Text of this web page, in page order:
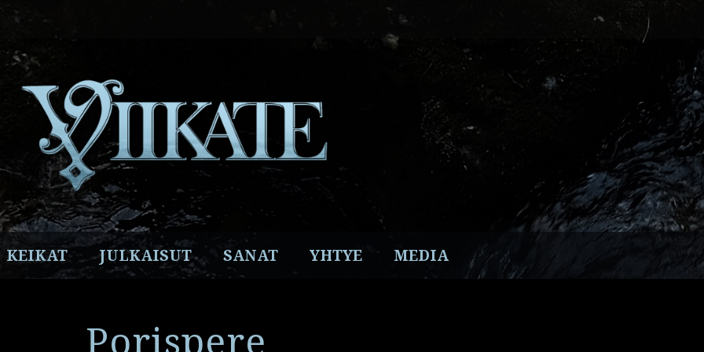
YouTube
Spotify
KEIKAT JULKAISUT SANAT YHTYE MEDIA
Porispere